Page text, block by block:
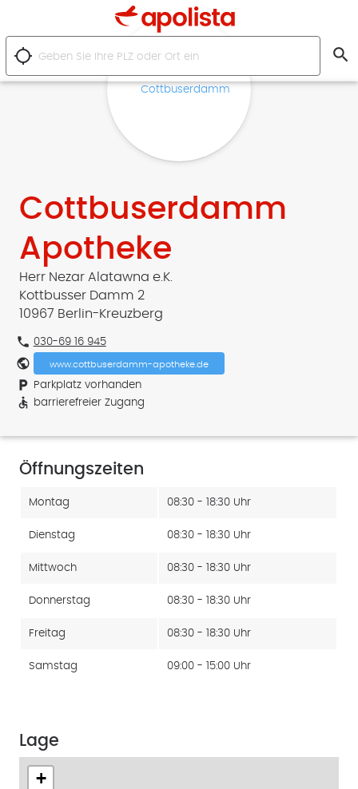
location_searching search
Cottbuserdamm
Apotheke
Herr Nezar Alatawna e.K.
Kottbusser Damm 2
10967 Berlin-Kreuzberg
phone 030-69 16 945
public www.cottbuserdamm-apotheke.de
local_parking Parkplatz vorhanden
accessible barrierefreier Zugang
Öffnungszeiten
Montag 08:30 - 18:30 Uhr
Dienstag 08:30 - 18:30 Uhr
Mittwoch 08:30 - 18:30 Uhr
Donnerstag 08:30 - 18:30 Uhr
Freitag 08:30 - 18:30 Uhr
Samstag 09:00 - 15:00 Uhr
Lage
+